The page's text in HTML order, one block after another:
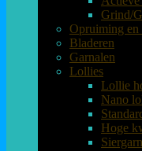
Grind/
Opruiming en
Bladeren
Garnalen
Lollies
Lollie
Nano
Hoge